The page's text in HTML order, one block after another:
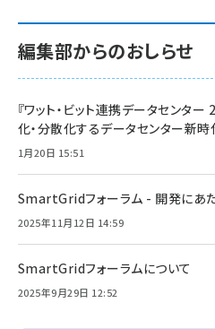
編集部からのおしらせ
『ワット・ビット連携データセン
化・分散化するデータセンター新時
1月20日 15:51
SmartGridフォーラム - 開発にあ
2025年11月12日 14:59
SmartGridフォーラムについて
2025年9月29日 12:52